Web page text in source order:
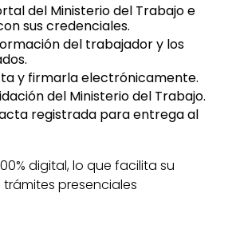
del Ministerio del Trabajo e
sus credenciales.
del trabajador y los
y firmarla electrónicamente.
del Ministerio del Trabajo.
registrada para entrega al
digital, lo que facilita su
presenciales